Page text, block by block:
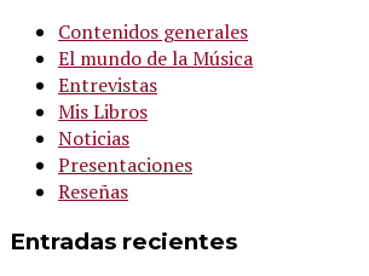
Contenidos generales
El mundo de la Música
Entrevistas
Mis Libros
Noticias
Presentaciones
Reseñas
Entradas recientes